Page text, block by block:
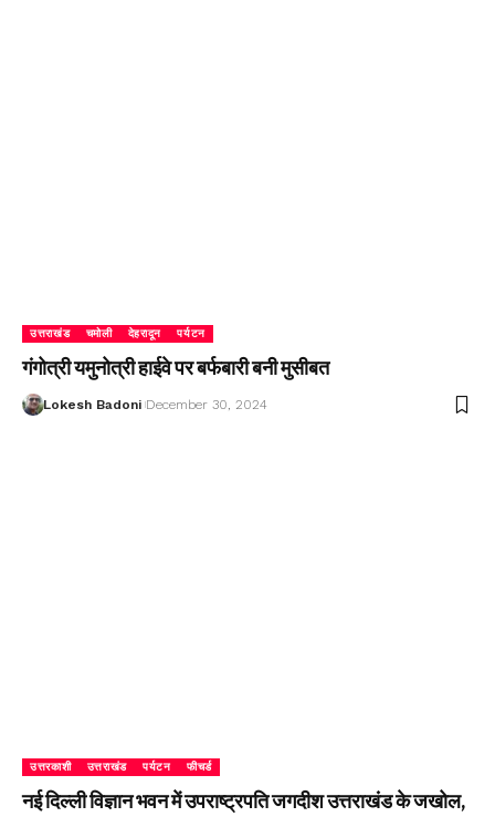
उत्तराखंड चमोली देहरादून पर्यटन
गंगोत्री यमुनोत्री हाईवे पर बर्फबारी बनी मुसीबत
Lokesh Badoni December 30, 2024
उत्तरकाशी उत्तराखंड पर्यटन फीचर्ड
नई दिल्ली विज्ञान भवन में उपराष्ट्रपति जगदीश उत्तराखंड के जखोल,